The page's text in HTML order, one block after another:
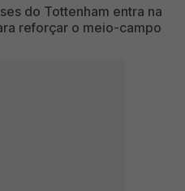
do Tottenham entra na
reforçar o meio-campo